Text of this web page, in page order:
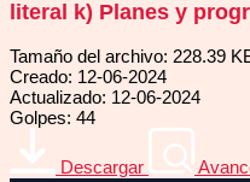
literal k) Planes y
Tamaño del archivo: 228.39
Creado: 12-06-2024
Actualizado: 12-06-2024
Golpes: 44
Descargar